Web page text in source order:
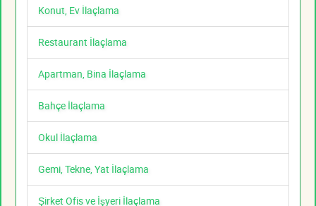
Konut, Ev İlaçlama
Restaurant İlaçlama
Apartman, Bina İlaçlama
Bahçe İlaçlama
Okul İlaçlama
Gemi, Tekne, Yat İlaçlama
Şirket Ofis ve İşyeri İlaçlama